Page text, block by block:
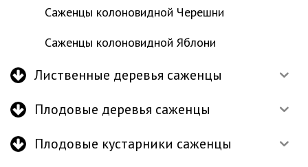
Саженцы колоновидной Черешни
Саженцы колоновидной Яблони
Лиственные деревья саженцы
Плодовые деревья саженцы
Плодовые кустарники саженцы